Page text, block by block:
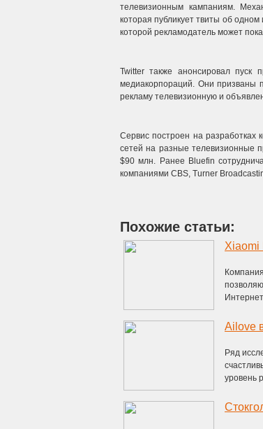
телевизионным кампаниям.
которая публикует твиты об
которой рекламодатель может
Twitter также анонсировал пуск
медиакорпораций. Они призваны
рекламу телевизионную и
Сервис построен на разработках
сетей на разные телевизионные
$90 млн. Ранее Bluefin
компаниями CBS, Turner
Похожие статьи:
Xiaomi
Ailove
Ряд
уровень